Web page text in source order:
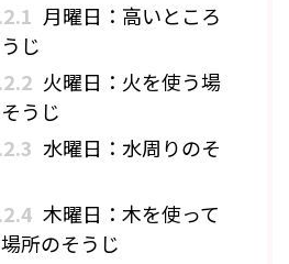
月曜日：高いところ
じ
火曜日：火を使う場
うじ
水曜日：水周りのそ
木曜日：木を使って
所のそうじ